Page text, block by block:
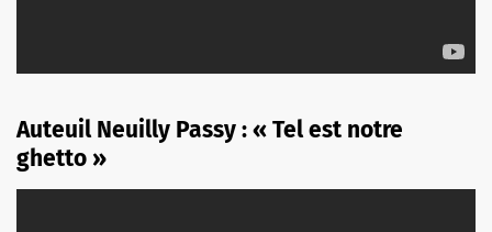
Auteuil Neuilly Passy : « Tel est notre
ghetto »